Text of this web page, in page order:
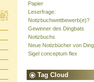
Papier
Leserfrage:
Notizbuchwettbewerb(e)?
Gewinner des Dingbats
Notizbuchs
Neue Notizbücher von
Sigel conceptum flex
Tag Cloud